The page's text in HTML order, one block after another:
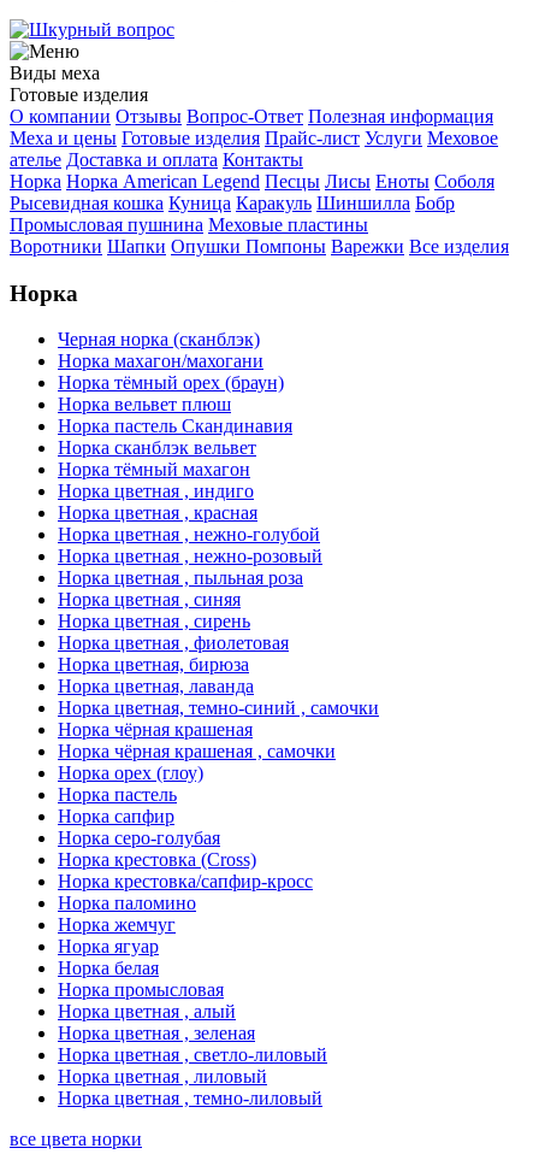
Виды меха
Готовые изделия
О компании Отзывы Вопрос-Ответ Полезная информация
Меха и цены Готовые изделия Прайс-лист Услуги Меховое
ателье Доставка и оплата Контакты
Норка Норка American Legend Песцы Лисы Еноты Соболя
Рысевидная кошка Куница Каракуль Шиншилла Бобр
Промысловая пушнина Меховые пластины
Воротники Шапки Опушки Помпоны Варежки Все изделия
Норка
Черная норка (сканблэк)
Норка махагон/махогани
Норка тёмный орех (браун)
Норка вельвет плюш
Норка пастель Скандинавия
Норка сканблэк вельвет
Норка тёмный махагон
Норка цветная , индиго
Норка цветная , красная
Норка цветная , нежно-голубой
Норка цветная , нежно-розовый
Норка цветная , пыльная роза
Норка цветная , синяя
Норка цветная , сирень
Норка цветная , фиолетовая
Норка цветная, бирюза
Норка цветная, лаванда
Норка цветная, темно-синий , самочки
Норка чёрная крашеная
Норка чёрная крашеная , самочки
Норка орех (глоу)
Норка пастель
Норка сапфир
Норка серо-голубая
Норка крестовка (Cross)
Норка крестовка/сапфир-кросс
Норка паломино
Норка жемчуг
Норка ягуар
Норка белая
Норка промысловая
Норка цветная , алый
Норка цветная , зеленая
Норка цветная , светло-лиловый
Норка цветная , лиловый
Норка цветная , темно-лиловый
все цвета норки